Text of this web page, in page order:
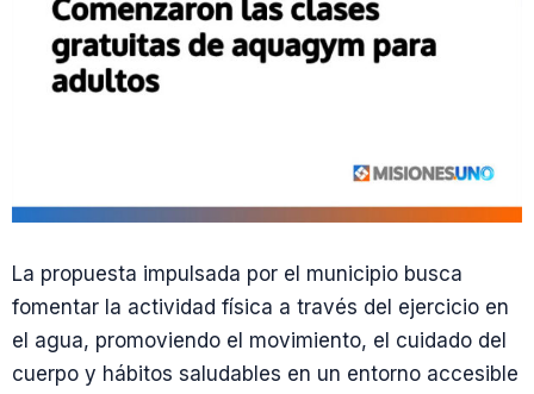
La propuesta impulsada por el municipio busca
fomentar la actividad física a través del ejercicio en
el agua, promoviendo el movimiento, el cuidado del
cuerpo y hábitos saludables en un entorno accesible